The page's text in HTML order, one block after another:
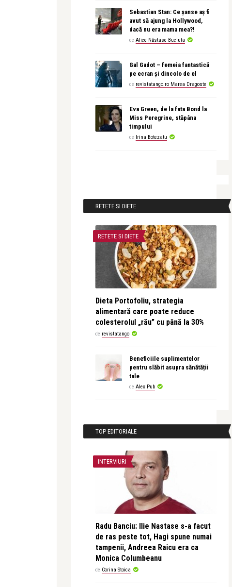
Sebastian Stan: Ce șanse aș fi
avut să ajung la Hollywood,
dacă nu era mama mea?!
de Alice Năstase Buciuta
Gal Gadot – femeia fantastică
pe ecran și dincolo de el
de revistatango.ro Marea Dragoste
Eva Green, de la fata Bond la
Miss Peregrine, stăpâna
timpului
de Irina Botezatu
RETETE SI DIETE
RETETE SI DIETE
Dieta Portofoliu, strategia
alimentară care poate reduce
colesterolul „rău” cu până la 30%
de revistatango
Beneficiile suplimentelor
pentru slăbit asupra sănătății
tale
de Alex Pub
TOP EDITORIALE
INTERVIURI
Radu Banciu: Ilie Nastase s-a facut
de ras peste tot, Hagi spune numai
tampenii, Andreea Raicu era ca
Monica Columbeanu
de Corina Stoica